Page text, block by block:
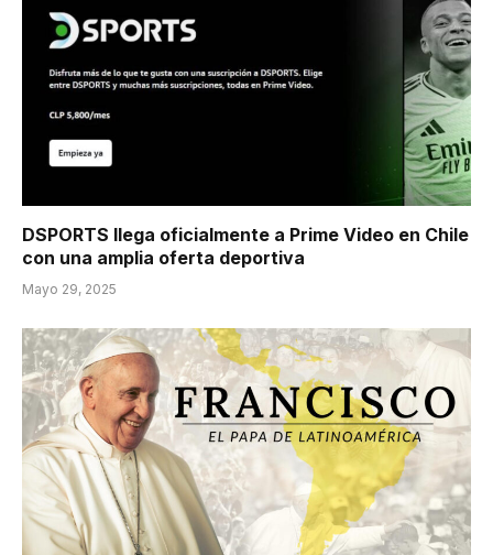
DSPORTS llega oficialmente a Prime Video en Chile
con una amplia oferta deportiva
Mayo 29, 2025